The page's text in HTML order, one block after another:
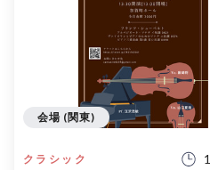
クラシック
会場 (関東)